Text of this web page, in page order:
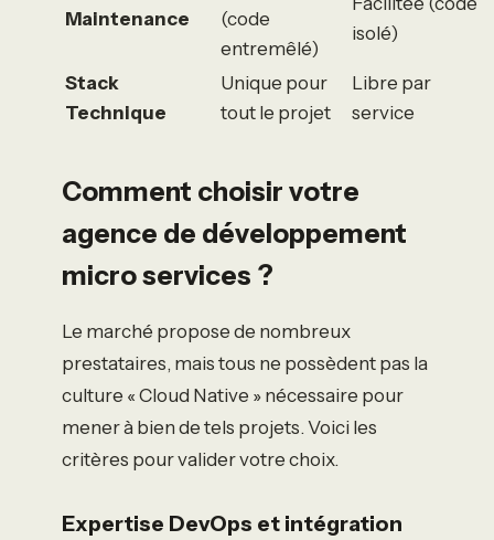
Maintenance
(code
entremêlé)
isolé)
Stack
Technique
Unique pour
tout le projet
Libre par
service
Comment choisir votre
agence de développement
micro services ?
Le marché propose de nombreux
prestataires, mais tous ne possèdent pas la
culture « Cloud Native » nécessaire pour
mener à bien de tels projets. Voici les
critères pour valider votre choix.
Expertise DevOps et intégration